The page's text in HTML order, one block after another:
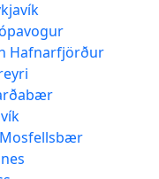
Hafnarfjörður